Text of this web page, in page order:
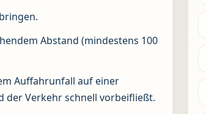
Abstand (mindestens 100
Auffahrunfall auf einer
der Verkehr schnell vorbeifließt.